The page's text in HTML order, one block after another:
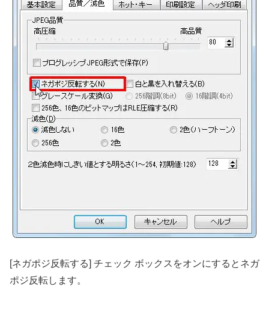
[ネガポジ反転する] チェック ボックスをオンにするとネガ
ポジ反転します。